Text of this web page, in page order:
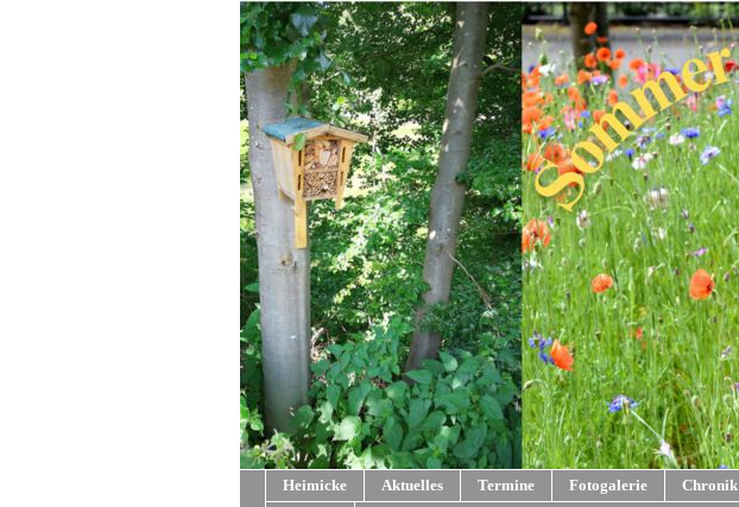
Heimicke Aktuelles Termine Fotogalerie Chronik